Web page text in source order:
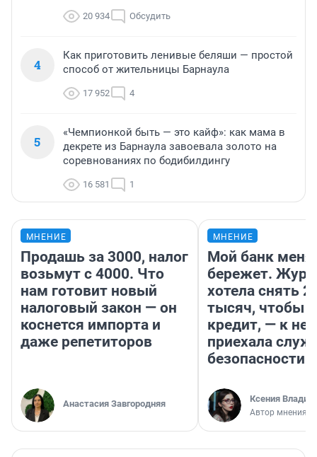
20 934 Обсудить
4
Как приготовить ленивые беляши — простой
способ от жительницы Барнаула
17 952 4
5
«Чемпионкой быть — это кайф»: как мама в
декрете из Барнаула завоевала золото на
соревнованиях по бодибилдингу
16 581 1
МНЕНИЕ
Продашь за 3000, налог
возьмут с 4000. Что
нам готовит новый
налоговый закон — он
коснется импорта и
даже репетиторов
Анастасия Завгородняя
МНЕНИЕ
Мой банк меня
бережет.
хотела снять
тысяч, чтобы
кредит, — к
приехала
безопасности
Ксения
Автор мнения